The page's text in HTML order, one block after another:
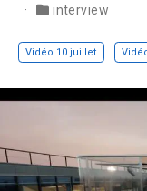
interview
Vidéo 10 juillet